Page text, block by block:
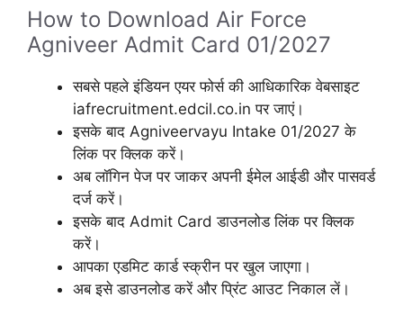
How to Download Air Force
Agniveer Admit Card 01/2027
सबसे पहले इंडियन एयर फोर्स की आधिकारिक वेबसाइट
iafrecruitment.edcil.co.in पर जाएं।
इसके बाद Agniveervayu Intake 01/2027 के
लिंक पर क्लिक करें।
अब लॉगिन पेज पर जाकर अपनी ईमेल आईडी और पासवर्ड
दर्ज करें।
इसके बाद Admit Card डाउनलोड लिंक पर क्लिक
करें।
आपका एडमिट कार्ड स्क्रीन पर खुल जाएगा।
अब इसे डाउनलोड करें और प्रिंट आउट निकाल लें।